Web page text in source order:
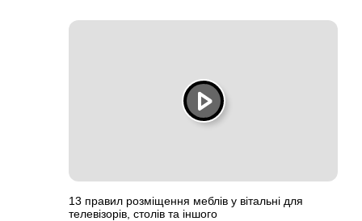
13 правил розміщення меблів у вітальні для
телевізорів, столів та іншого